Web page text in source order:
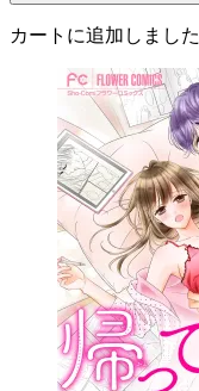
カートに追加しました